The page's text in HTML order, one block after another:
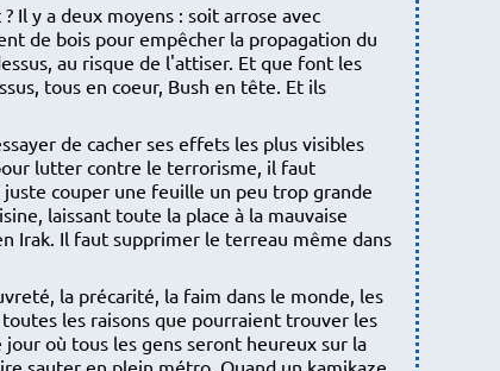
Il y a deux moyens : soit arrose avec
de bois pour empêcher la propagation du
au risque de l'attiser. Et que font les
tous en coeur, Bush en tête. Et ils
de cacher ses effets les plus visibles
lutter contre le terrorisme, il faut
couper une feuille un peu trop grande
laissant toute la place à la mauvaise
Irak. Il faut supprimer le terreau même dans
la précarité, la faim dans le monde, les
les raisons que pourraient trouver les
où tous les gens seront heureux sur la
sauter en plein métro. Quand un kamikaze